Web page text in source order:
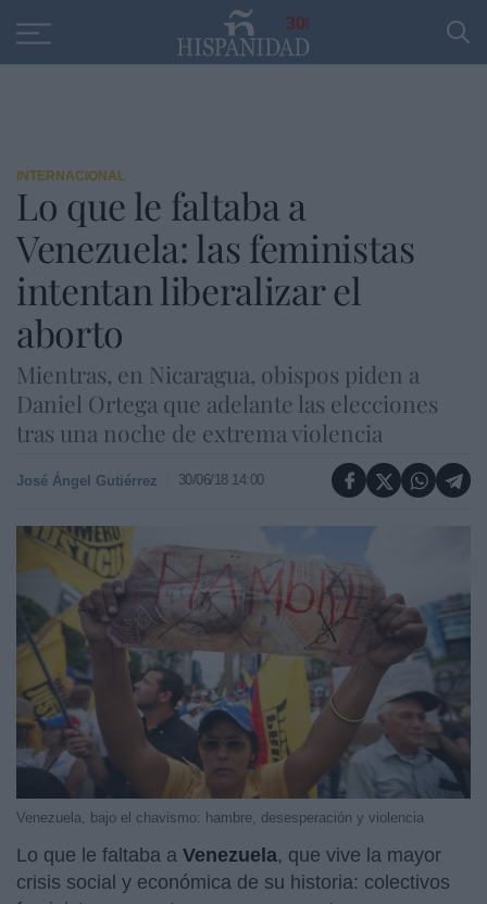
30
INTERNACIONAL
Lo que le faltaba a
Venezuela: las feministas
intentan liberalizar el
aborto
Mientras, en Nicaragua, obispos piden a
Daniel Ortega que adelante las elecciones
tras una noche de extrema violencia
José Ángel Gutiérrez 30/06/18 14:00
Venezuela, bajo el chavismo: hambre, desesperación y violencia
Lo que le faltaba a Venezuela, que vive la mayor
crisis social y económica de su historia: colectivos